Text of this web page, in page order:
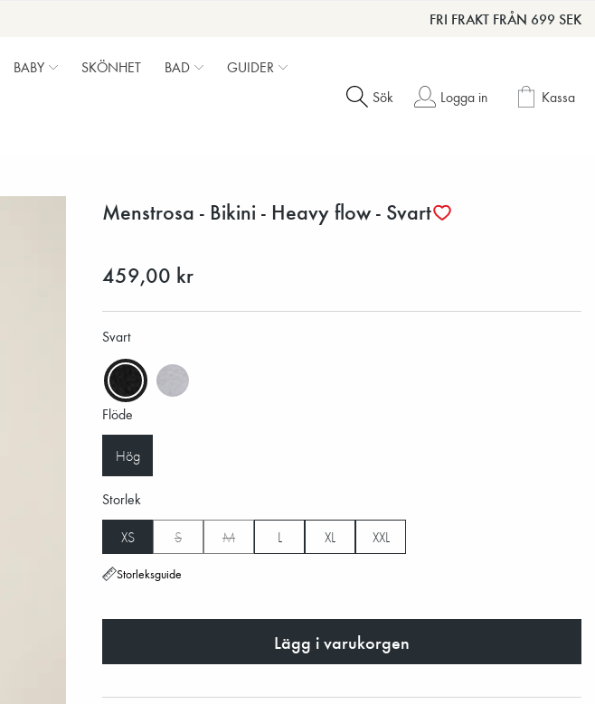
FRI FRAKT FRÅN 699 SEK
BABY SKÖNHET BAD GUIDER
Sök Logga in Kassa
Menstrosa - Bikini - Heavy flow - Svart
459,00 kr
Svart
Flöde
Hög
Storlek
XS S M L XL XXL
Storleksguide
Lägg i varukorgen